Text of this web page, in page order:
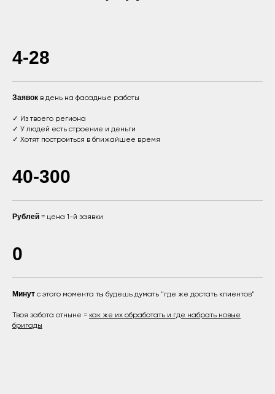
4-28
Заявок в день на фасадные работы
✓ Из твоего региона
✓ У людей есть строение и деньги
✓ Хотят построиться в ближайшее время
40-300
Рублей = цена 1-й заявки
0
Минут с этого момента ты будешь думать "где же достать клиентов"
Твоя забота отныне = как же их обработать и где набрать новые
бригады